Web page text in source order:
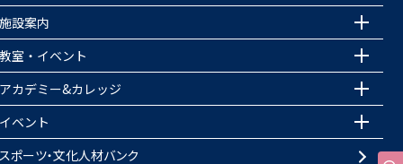
設案内
室・イベント
カデミー&カレッジ
ベント
ポーツ・文化人材バンク